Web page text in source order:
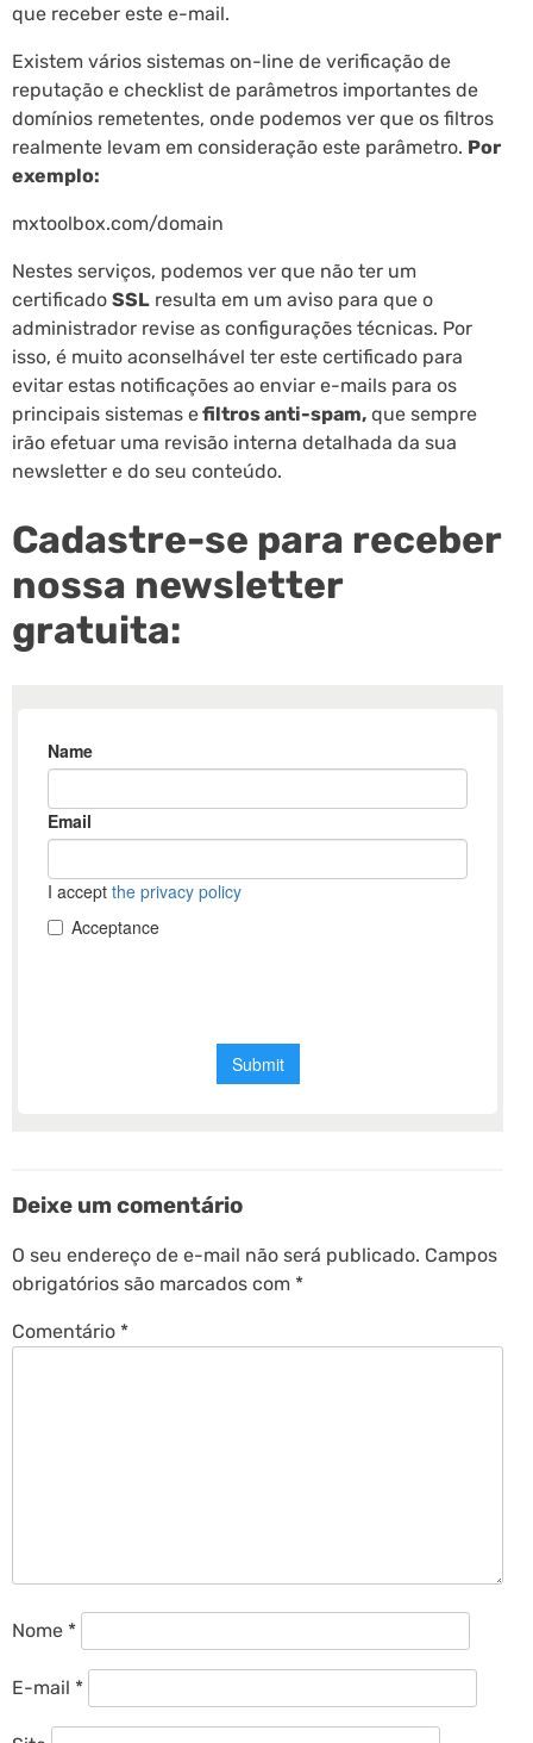
que receber este e-mail.
Existem vários sistemas on-line de verificação de
reputação e checklist de parâmetros importantes de
domínios remetentes, onde podemos ver que os filtros
realmente levam em consideração este parâmetro. Por
exemplo:
mxtoolbox.com/domain
Nestes serviços, podemos ver que não ter um
certificado SSL resulta em um aviso para que o
administrador revise as configurações técnicas. Por
isso, é muito aconselhável ter este certificado para
evitar estas notificações ao enviar e-mails para os
principais sistemas efiltros anti-spam, que sempre
irão efetuar uma revisão interna detalhada da sua
newsletter e do seu conteúdo.
Cadastre-se para receber
nossa newsletter
gratuita:
Deixe um comentário
O seu endereço de e-mail não será publicado. Campos
obrigatórios são marcados com *
Comentário *
Nome *
E-mail *